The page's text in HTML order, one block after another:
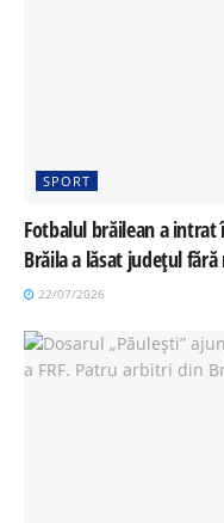
SPORT
Fotbalul brăilean a intrat
Brăila a lăsat județul fără
22/07/2026